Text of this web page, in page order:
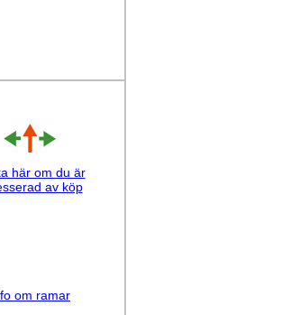
här om du är
av köp
om ramar